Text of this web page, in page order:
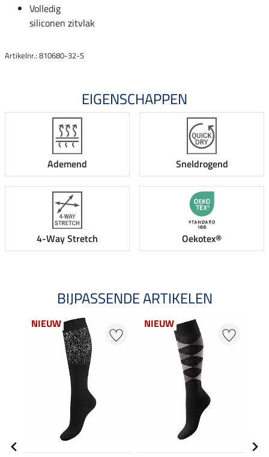
Volledig
siliconen zitvlak
Artikelnr.: 810680-32-S
EIGENSCHAPPEN
Ademend Sneldrogend
4-Way Stretch Oekotex®
BIJPASSENDE ARTIKELEN
NIEUW NIEUW